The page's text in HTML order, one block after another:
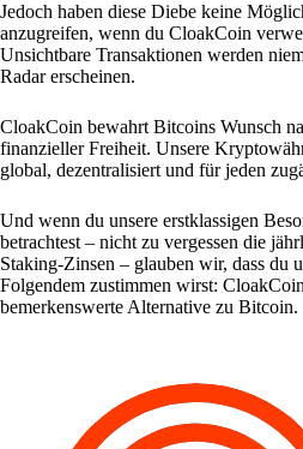
Jedoch haben diese Diebe keine
anzugreifen, wenn du CloakCoin
Unsichtbare Transaktionen werden
Radar erscheinen.
CloakCoin bewahrt Bitcoins Wunsch
finanzieller Freiheit. Unsere
global, dezentralisiert und für jeden
Und wenn du unsere erstklassigen
betrachtest – nicht zu vergessen die
Staking-Zinsen – glauben wir, dass du
Folgendem zustimmen wirst:
bemerkenswerte Alternative zu Bitcoin.